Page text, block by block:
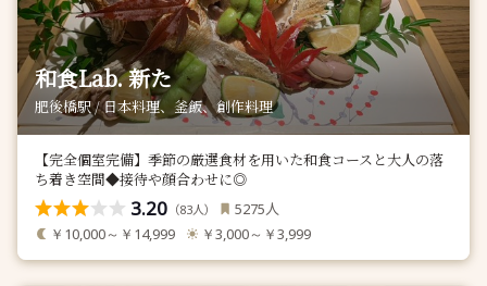
和食Lab. 新た
肥後橋駅 / 日本料理、釜飯、創作料理
【完全個室完備】季節の厳選食材を用いた和食コースと大人の落
ち着き空間◆接待や顔合わせに◎
3.20 （83人） 5275人
￥10,000～￥14,999 ￥3,000～￥3,999